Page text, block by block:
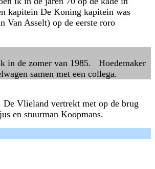
kapitein De Koning kapitein was
Van Asselt) op de eerste roro
in de zomer van 1985. Hoedemaker
samen met een collega.
De Vlieland vertrekt met op de brug
en stuurman Koopmans.